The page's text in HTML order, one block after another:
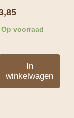
Op voorraad
In
winkelwagen